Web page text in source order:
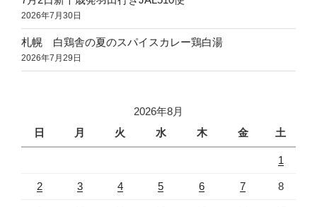
2026年7月30日
札幌 白鶏舎の夏のスパイスカレー鶏白湯
2026年7月29日
2026年8月
日
月 火 水 木 金 土
1
2 3 4 5 6 7 8